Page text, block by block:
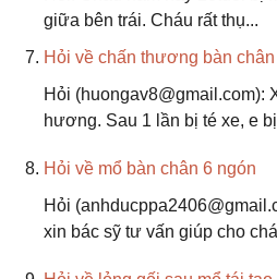
giữa bên trái. Cháu rất thụ...
Hỏi về chấn thương bàn chân
Hỏi (huongav8@gmail.com):
hương. Sau 1 lần bị té xe, e
Hỏi về mổ bàn chân 6 ngón
Hỏi
xin bác sỹ tư vấn giúp cho